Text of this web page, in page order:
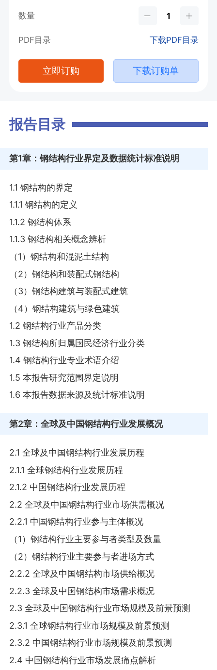
数量
PDF目录 下载PDF目录
立即订购 下载订购单
报告目录
第1章 ：钢结构行业界定及数据统计标准说明
1.1 钢结构的界定
1.1.1 钢结构的定义
1.1.2 钢结构体系
1.1.3 钢结构相关概念辨析
（1）钢结构和混泥土结构
（2）钢结构和装配式钢结构
（3）钢结构建筑与装配式建筑
（4）钢结构建筑与绿色建筑
1.2 钢结构行业产品分类
1.3 钢结构所归属国民经济行业分类
1.4 钢结构行业专业术语介绍
1.5 本报告研究范围界定说明
1.6 本报告数据来源及统计标准说明
第2章 ：全球及中国钢结构行业发展概况
2.1 全球及中国钢结构行业发展历程
2.1.1 全球钢结构行业发展历程
2.1.2 中国钢结构行业发展历程
2.2 全球及中国钢结构行业市场供需概况
2.2.1 中国钢结构行业参与主体概况
（1）钢结构行业主要参与者类型及数量
（2）钢结构行业主要参与者进场方式
2.2.2 全球及中国钢结构市场供给概况
2.2.3 全球及中国钢结构市场需求概况
2.3 全球及中国钢结构行业市场规模及前景预测
2.3.1 全球钢结构行业市场规模及前景预测
2.3.2 中国钢结构行业市场规模及前景预测
2.4 中国钢结构行业市场发展痛点解析